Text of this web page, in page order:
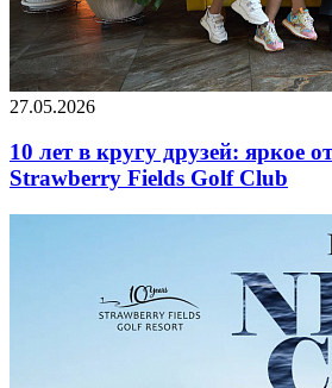
27.05.2026
10 лет в кругу друзей: яркое
Strawberry Fields Golf Club